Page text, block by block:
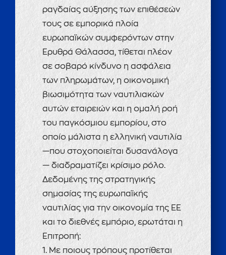
ραγδαίας αύξησης των επιθέσεών
τους σε εμπορικά πλοία
ευρωπαϊκών συμφερόντων στην
Ερυθρά Θάλασσα, τίθεται πλέον
σε σοβαρό κίνδυνο η ασφάλεια
των πληρωμάτων, η οικονομική
βιωσιμότητα των ναυτιλιακών
αυτών εταιρειών και η ομαλή ροή
του παγκόσμιου εμπορίου, στο
οποίο μάλιστα η ελληνική ναυτιλία
—που στοχοποιείται δυσανάλογα
— διαδραματίζει κρίσιμο ρόλο.
Δεδομένης της στρατηγικής
σημασίας της ευρωπαϊκής
ναυτιλίας για την οικονομία της ΕΕ
και το διεθνές εμπόριο, ερωτάται η
Επιτροπή:
1. Με ποιους τρόπους προτίθεται